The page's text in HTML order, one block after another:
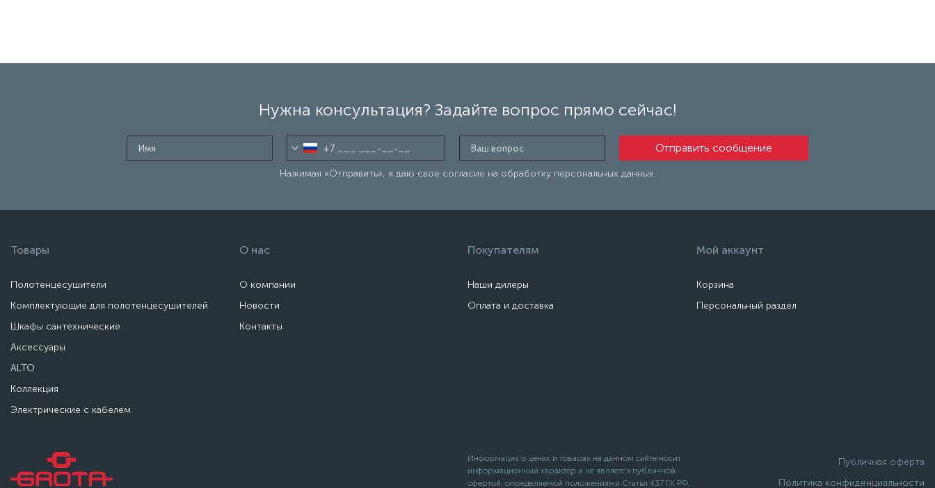
Нужна консультация? Задайте вопрос прямо сейчас!
Нажимая «Отправить», я даю свое согласие на обработку персональных данных.
Товары
Полотенцесушители
Комплектующие для полотенцесушителей
Шкафы сантехнические
Аксессуары
ALTO
Коллекция
Электрические с кабелем
О нас
О компании
Новости
Контакты
Покупателям
Наши дилеры
Оплата и доставка
Мой аккаунт
Корзина
Персональный раздел
Информация о ценах и товарах на данном сайте носит
информационный характер и не является публичной
офертой, определяемой положениями Статьи 437 ГК РФ.
Публичная оферта
Политика конфиденциальности